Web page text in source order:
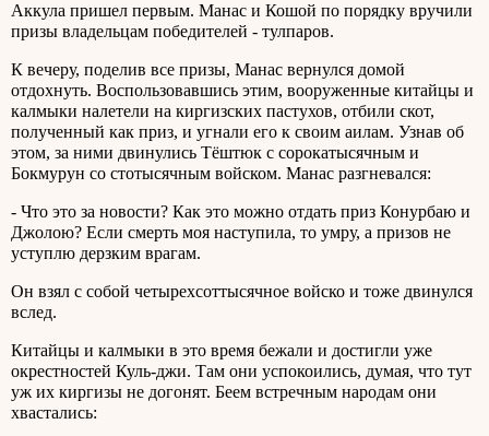
Аккула пришел первым. Манас и Кошой по порядку вручили
призы владельцам победителей - тулпаров.
К вечеру, поделив все призы, Манас вернулся домой
отдохнуть. Воспользовавшись этим, вооруженные китайцы и
калмыки налетели на киргизских пастухов, отбили скот,
полученный как приз, и угнали его к своим аилам. Узнав об
этом, за ними двинулись Тёштюк с сорокатысячным и
Бокмурун со стотысячным войском. Манас разгневался:
- Что это за новости? Как это можно отдать приз Конурбаю и
Джолою? Если смерть моя наступила, то умру, а призов не
уступлю дерзким врагам.
Он взял с собой четырехсоттысячное войско и тоже двинулся
вслед.
Китайцы и калмыки в это время бежали и достигли уже
окрестностей Куль-джи. Там они успокоились, думая, что тут
уж их киргизы не догонят. Беем встречным народам они
хвастались: